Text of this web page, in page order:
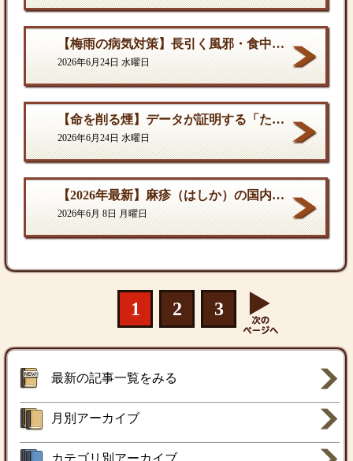
【梅雨の病気対策】長引く風邪・食中毒・カビの脅威から体を守る方法
2026年6月24日 水曜日
【命を削る煙】データが証明する「たばこ関連死」の真実
2026年6月24日 水曜日
【2026年最新】麻疹（はしか）の国内流行状況と対策
2026年6月 8日 月曜日
1 2 3
最新の記事一覧をみる
月別アーカイブ
カテゴリ別アーカイブ